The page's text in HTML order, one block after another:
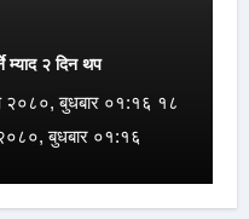
म्याद २ दिन थप
२०८०, बुधबार ०१:१६ १८
बुधबार ०१:१६